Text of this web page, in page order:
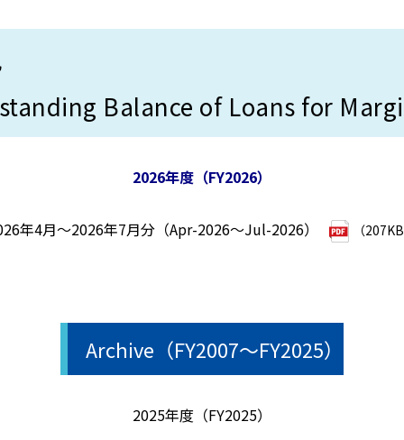
Balance of Loans for
2026年度（FY2026）
年4月～2026年7月分（Apr-2026～Jul-2026） （
Archive（FY2007～FY2025）
2025年度（FY2025）